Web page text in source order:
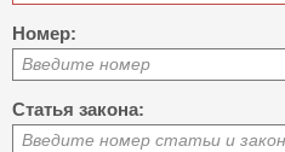
Номер:
Введите номер
Статья закона:
Введите номер статьи и закон